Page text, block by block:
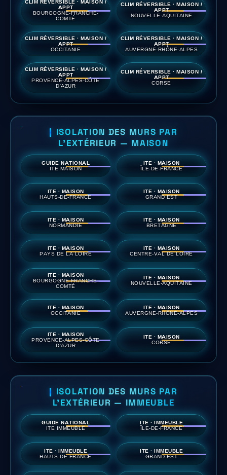
CLIM RÉVERSIBLE · MAISON /
APPT
BOURGOGNE-FRANCHE-
COMTÉ
CLIM RÉVERSIBLE · MAISON /
APPT
NOUVELLE-AQUITAINE
CLIM RÉVERSIBLE · MAISON /
APPT
OCCITANIE
CLIM RÉVERSIBLE · MAISON /
APPT
AUVERGNE-RHÔNE-ALPES
CLIM RÉVERSIBLE · MAISON /
APPT
PROVENCE-ALPES-CÔTE
D'AZUR
CLIM RÉVERSIBLE · MAISON /
APPT
CORSE
ISOLATION DES MURS PAR
L'EXTÉRIEUR — MAISON
GUIDE NATIONAL
ITE MAISON
ITE · MAISON
ÎLE-DE-FRANCE
ITE · MAISON
HAUTS-DE-FRANCE
ITE · MAISON
GRAND EST
ITE · MAISON
NORMANDIE
ITE · MAISON
BRETAGNE
ITE · MAISON
PAYS DE LA LOIRE
ITE · MAISON
CENTRE-VAL DE LOIRE
ITE · MAISON
BOURGOGNE-FRANCHE-
COMTÉ
ITE · MAISON
NOUVELLE-AQUITAINE
ITE · MAISON
OCCITANIE
ITE · MAISON
AUVERGNE-RHÔNE-ALPES
ITE · MAISON
PROVENCE-ALPES-CÔTE
D'AZUR
ITE · MAISON
CORSE
ISOLATION DES MURS PAR
L'EXTÉRIEUR — IMMEUBLE
GUIDE NATIONAL
ITE IMMEUBLE
ITE · IMMEUBLE
ÎLE-DE-FRANCE
ITE · IMMEUBLE
HAUTS-DE-FRANCE
ITE · IMMEUBLE
GRAND EST